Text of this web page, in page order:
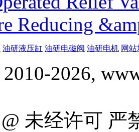
Reducing
油研液压缸 油研电磁阀 油研电机 网
2026,
未经许可 严